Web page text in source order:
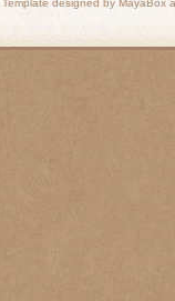
. Template designed by MayaBox